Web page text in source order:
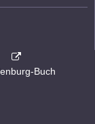
Buch